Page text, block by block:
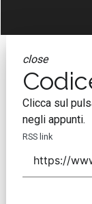
close
Clicca sul
negli appunti.
RSS link